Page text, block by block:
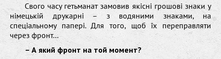
Свого часу гетьманат замовив якісні грошові знаки у
німецькій друкарні – з водяними знаками, на
спеціальному папері. Для того, щоб їх переправляти
через фронт…
– А який фронт на той момент?